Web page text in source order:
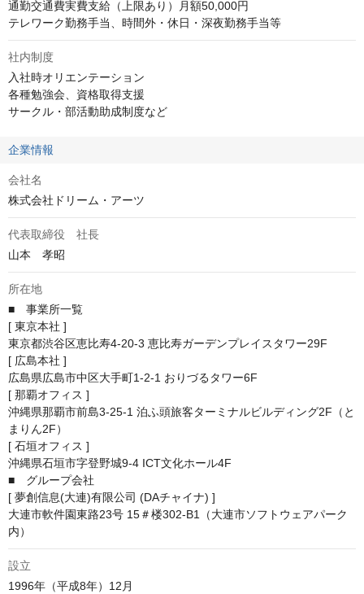
通勤交通費実費支給（上限あり）月額50,000円
テレワーク勤務手当、時間外・休日・深夜勤務手当等
社内制度
入社時オリエンテーション
各種勉強会、資格取得支援
サークル・部活動助成制度など
企業情報
会社名
株式会社ドリーム・アーツ
代表取締役 社長
山本　孝昭
所在地
■　事業所一覧
[ 東京本社 ]
東京都渋谷区恵比寿4-20-3 恵比寿ガーデンプレイスタワー29F
[ 広島本社 ]
広島県広島市中区大手町1-2-1 おりづるタワー6F
[ 那覇オフィス ]
沖縄県那覇市前島3-25-1 泊ふ頭旅客ターミナルビルディング2F（と
まりん2F）
[ 石垣オフィス ]
沖縄県石垣市字登野城9-4 ICT文化ホール4F
■　グループ会社
[ 夢創信息(大連)有限公司 (DAチャイナ) ]
大連市軟件園東路23号 15＃楼302-B1（大連市ソフトウェアパーク
内）
設立
1996年（平成8年）12月